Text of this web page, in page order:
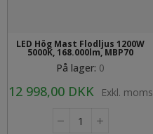
LED Hög Mast Flodljus 1200W
5000K, 168.000lm, MBP70
På lager: 0
12 998,00 DKK Exkl. moms